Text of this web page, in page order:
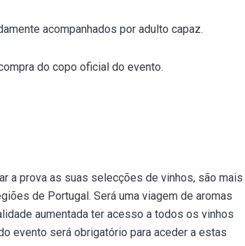
acompanhados por adulto capaz.
do copo oficial do evento.
a prova as suas selecções de vinhos, são mais
de Portugal. Será uma viagem de aromas
aumentada ter acesso a todos os vinhos
evento será obrigatório para aceder a estas